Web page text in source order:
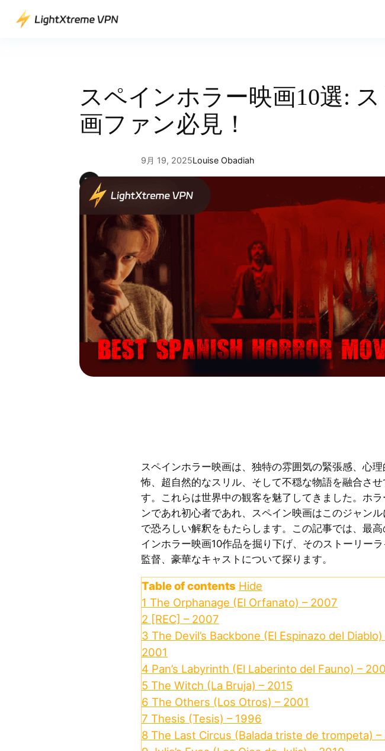
スペインホラー映画10選:
画ファン必見！
9月 19, 2025Louise Obadiah
スペインホラー映画は、独特の雰囲気の緊張感、心理
怖、超自然的なスリル、そして不穏な物語を融合させ
す。これらは世界中の観客を魅了してきました。ホラ
ンであれ初心者であれ、スペイン映画はこのジャン
で恐ろしい解釈をもたらします。この記事では、最
インホラー映画10作品を掘り下げ、そのストーリーラ
監督、豪華なキャストについて探ります。
Table of contents Hide
1 The Orphanage (El Orfanato) – 2007
2 [REC] – 2007
3 The Devil’s Backbone (El Espinazo del Diablo)
2001
4 Pan’s Labyrinth (El Laberinto del Fauno) –
5 The Witch (La Bruja) – 2015
6 The Others (Los Otros) – 2001
7 Thesis (Tesis) – 1996
8 The Last Circus (Balada triste de trompeta) –